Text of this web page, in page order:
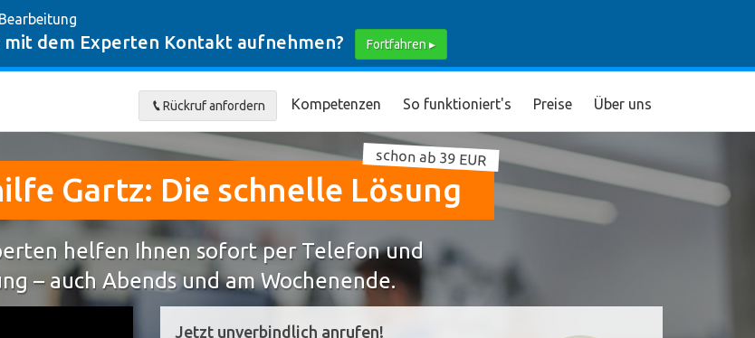
mit dem Experten Kontakt aufnehmen? Fortfahren ▸
Rückruf anfordern Kompetenzen So funktioniert's Preise Über uns
Gartz: Die schnelle Lösung
schon ab 39 EUR
helfen Ihnen sofort per Telefon und
– auch Abends und am Wochenende.
Jetzt unverbindlich anrufen!